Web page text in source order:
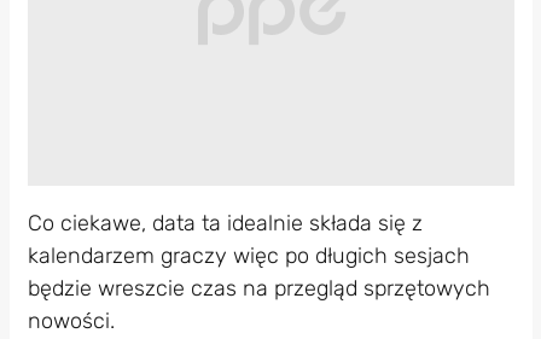
Co ciekawe, data ta idealnie składa się z
kalendarzem graczy więc po długich sesjach
będzie wreszcie czas na przegląd sprzętowych
nowości.